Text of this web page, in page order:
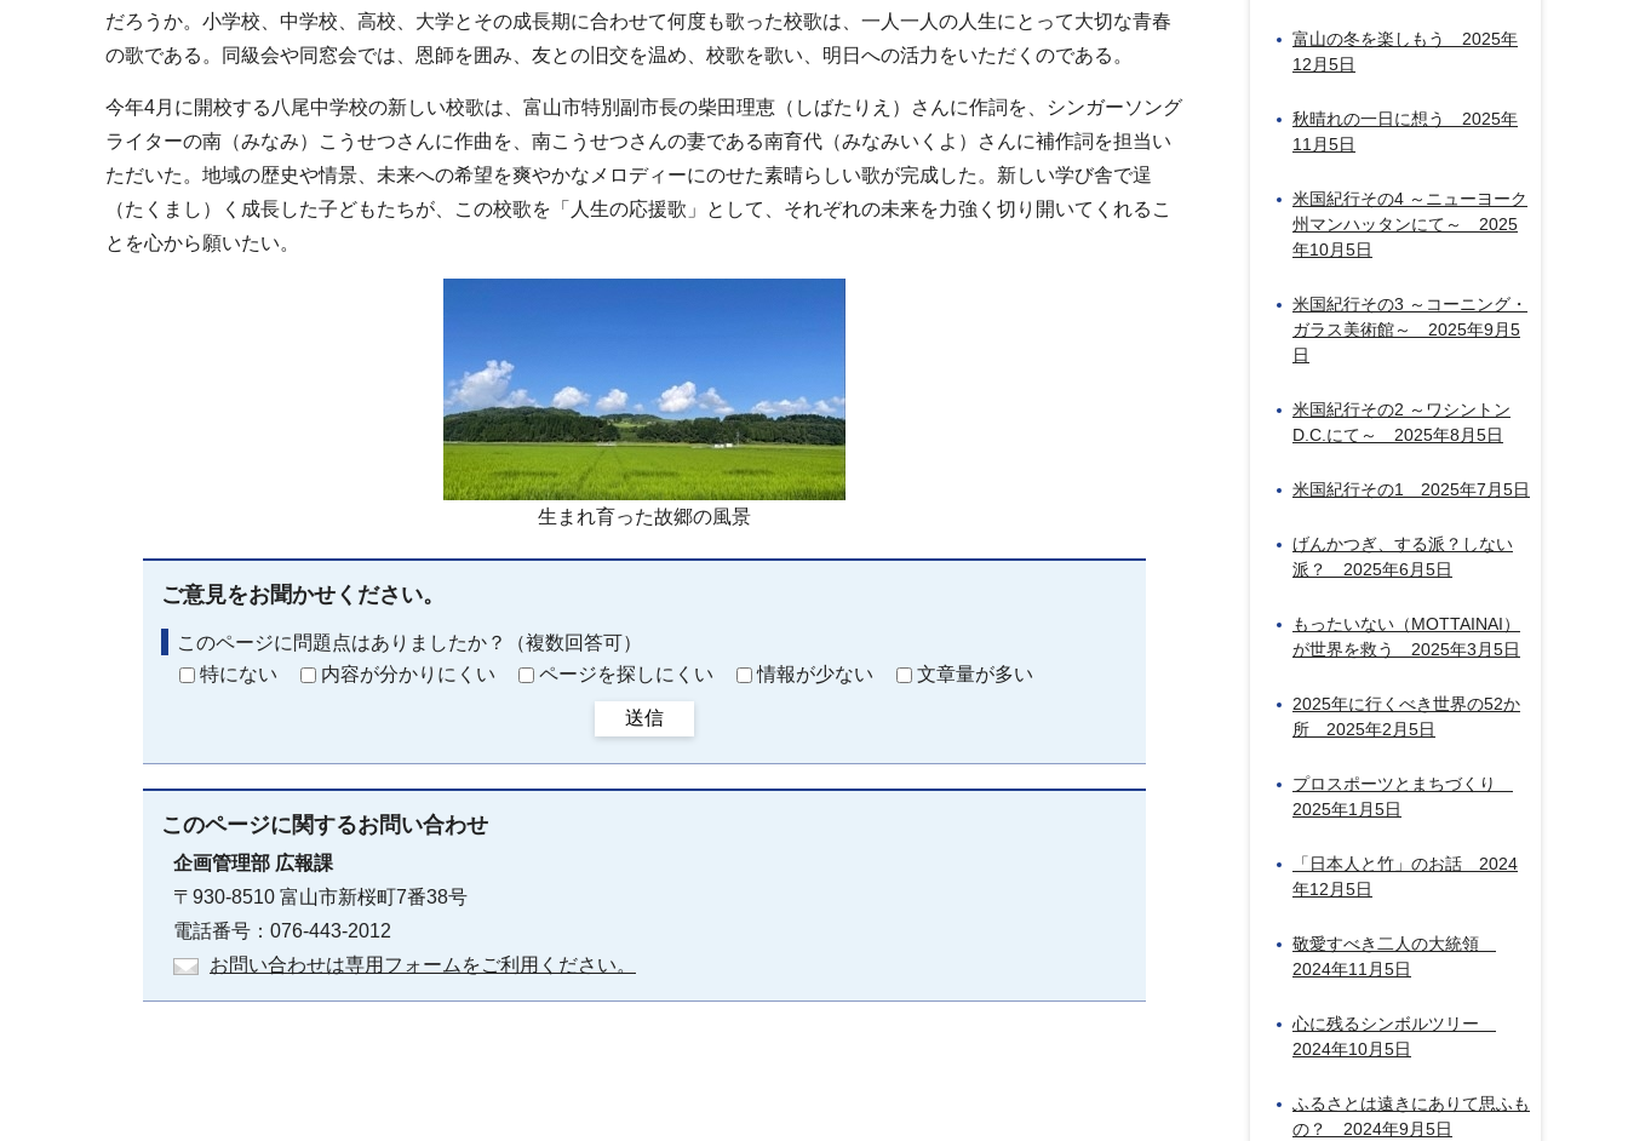
だろうか。小学校、中学校、高校、大学とその成長期に合わせて何度も歌った校歌は、一人一人の人生にとって大切な青春
の歌である。同級会や同窓会では、恩師を囲み、友との旧交を温め、校歌を歌い、明日への活力をいただくのである。
今年4月に開校する八尾中学校の新しい校歌は、富山市特別副市長の柴田理恵（しばたりえ）さんに作詞を、シンガーソング
ライターの南（みなみ）こうせつさんに作曲を、南こうせつさんの妻である南育代（みなみいくよ）さんに補作詞を担当い
ただいた。地域の歴史や情景、未来への希望を爽やかなメロディーにのせた素晴らしい歌が完成した。新しい学び舎で逞
（たくまし）く成長した子どもたちが、この校歌を「人生の応援歌」として、それぞれの未来を力強く切り開いてくれるこ
とを心から願いたい。
生まれ育った故郷の風景
ご意見をお聞かせください。
このページに問題点はありましたか？（複数回答可）
特にない
内容が分かりにくい ページを探しにくい 情報が少ない 文章量が多い
送信
このページに関するお問い合わせ
企画管理部 広報課
〒930-8510 富山市新桜町7番38号
電話番号：076-443-2012
お問い合わせは専用フォームをご利用ください。
富山の冬を楽しもう 2025年
12月5日
秋晴れの一日に想う 2025年
11月5日
米国紀行その4 ～ニューヨーク
州マンハッタンにて～ 2025
年10月5日
米国紀行その3 ～コーニング・
ガラス美術館～ 2025年9月5
日
米国紀行その2 ～ワシントン
D.C.にて～ 2025年8月5日
米国紀行その1 2025年7月5日
げんかつぎ、する派？しない
派？ 2025年6月5日
もったいない（MOTTAINAI）
が世界を救う 2025年3月5日
2025年に行くべき世界の52か
所 2025年2月5日
プロスポーツとまちづくり
2025年1月5日
「日本人と竹」のお話 2024
年12月5日
敬愛すべき二人の大統領
2024年11月5日
心に残るシンボルツリー
2024年10月5日
ふるさとは遠きにありて思ふも
の？ 2024年9月5日